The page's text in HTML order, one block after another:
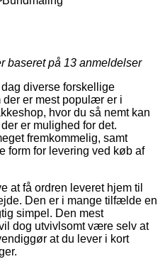
baseret på 13 anmeldelser
diverse forskellige
der er mest populær er i
hvor du så nemt kan
er mulighed for det.
fremkommelig, samt
form for levering ved køb af
at få ordren leveret hjem til
Den er i mange tilfælde en
simpel. Den mest
dog utvivlsomt være selv at
at du lever i kort